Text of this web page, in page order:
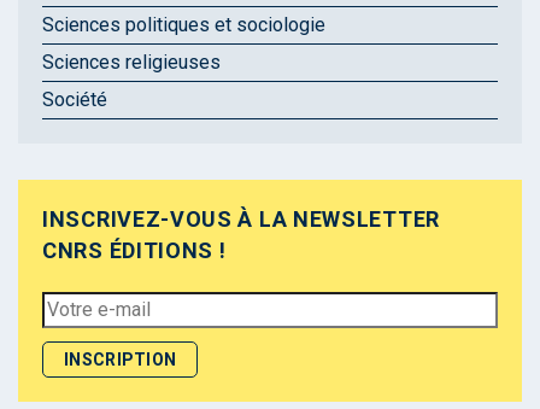
Sciences politiques et sociologie
Sciences religieuses
Société
INSCRIVEZ-VOUS À LA NEWSLETTER
CNRS ÉDITIONS !